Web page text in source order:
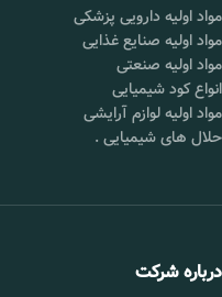
ظاهری
گرید
خوراکی، دارویی
کشور تولید
کننده
بسته‌بندی
25 کیلویی
محل
شورآباد تهران
کاربرد
اصلی
مواد اولیه دارویی پزشکی
مواد اولیه صنایع غذایی
مواد اولیه صنعتی
انواع کود شیمیایی
مواد اولیه لوازم آرایشی
حلال های شیمیایی .
درباره شرکت